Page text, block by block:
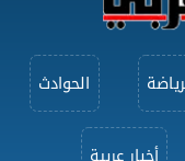
الحوادث